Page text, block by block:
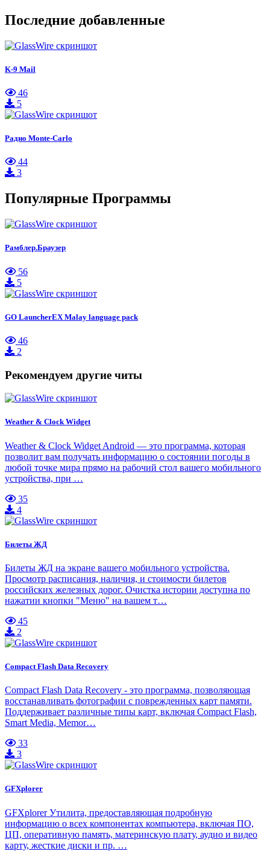
Последние добавленные
K-9 Mail
46
5
Радио Monte-Carlo
44
3
Популярные Программы
Рамблер.Браузер
56
5
GO LauncherEX Malay language pack
46
2
Рекомендуем другие читы
Weather & Clock Widget
Weather & Clock Widget Android — это программа, которая
позволит вам получать информацию о состоянии погоды в
любой точке мира прямо на рабочий стол вашего мобильного
устройства, при …
35
4
Билеты ЖД
Билеты ЖД на экране вашего мобильного устройства.
Просмотр расписания, наличия, и стоимости билетов
российских железных дорог. Очистка истории доступна по
нажатии кнопки "Меню" на вашем т…
45
2
Compact Flash Data Recovery
Compact Flash Data Recovery - это программа, позволяющая
восстанавливать фотографии с поврежденных карт памяти.
Поддерживает различные типы карт, включая Compact Flash,
Smart Media, Memor…
33
3
GFXplorer
GFXplorer Утилита, предоставляющая подробную
информацию о всех компонентах компьютера, включая ПО,
ЦП, оперативную память, материнскую плату, аудио и видео
карту, жесткие диски и пр. …